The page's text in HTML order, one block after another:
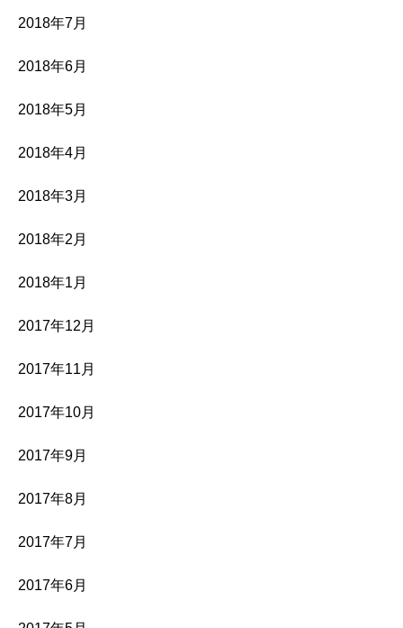
2018年7月
2018年6月
2018年5月
2018年4月
2018年3月
2018年2月
2018年1月
2017年12月
2017年11月
2017年10月
2017年9月
2017年8月
2017年7月
2017年6月